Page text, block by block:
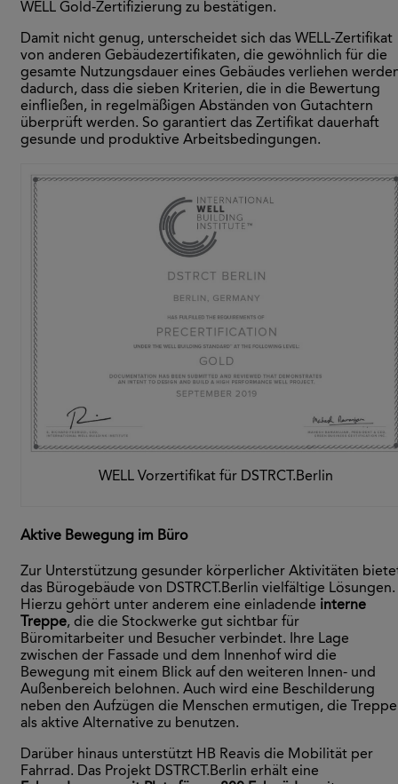
WELL Gold-Zertifizierung zu bestätigen.
Damit nicht genug, unterscheidet sich das WELL-Zertifikat
von anderen Gebäudezertifikaten, die gewöhnlich für die
gesamte Nutzungsdauer eines Gebäudes verliehen
dadurch, dass die sieben Kriterien, die in die Bewertung
einfließen, in regelmäßigen Abständen von Gutachtern
überprüft werden. So garantiert das Zertifikat dauerhaft
gesunde und produktive Arbeitsbedingungen.
WELL Vorzertifikat für DSTRCT.Berlin
Aktive Bewegung im Büro
Zur Unterstützung gesunder körperlicher Aktivitäten
das Bürogebäude von DSTRCT.Berlin vielfältige Lösungen.
Hierzu gehört unter anderem eine einladende interne
Treppe, die die Stockwerke gut sichtbar für
Büromitarbeiter und Besucher verbindet. Ihre Lage
zwischen der Fassade und dem Innenhof wird die
Bewegung mit einem Blick auf den weiteren Innen- und
Außenbereich belohnen. Auch wird eine Beschilderung
neben den Aufzügen die Menschen ermutigen, die Treppe
als aktive Alternative zu benutzen.
Darüber hinaus unterstützt HB Reavis die Mobilität per
Fahrrad. Das Projekt DSTRCT.Berlin erhält eine